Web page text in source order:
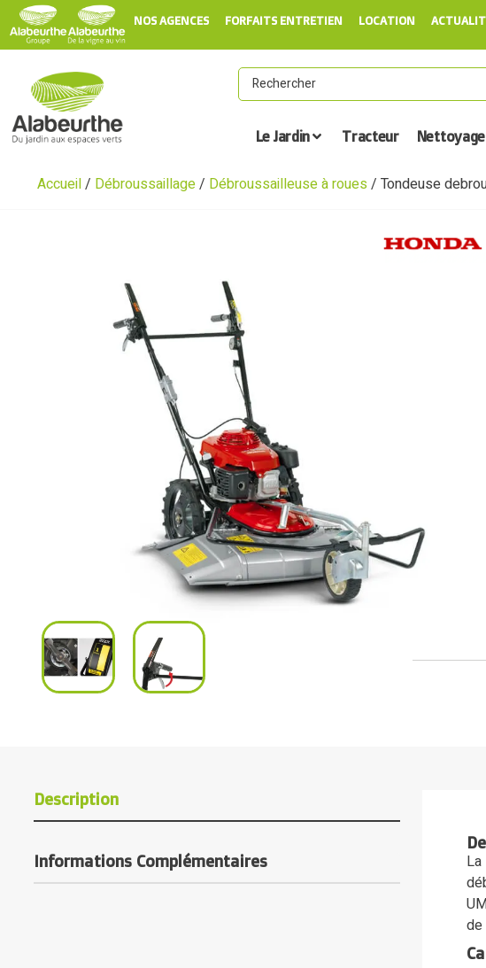
NOS AGENCES FORFAITS ENTRETIEN LOCATION
Le Jardin Tracteur Nettoyage
Accueil/ Débroussaillage/ Débroussailleuse à roues / Tondeuse
Description
Informations Complémentaires
de